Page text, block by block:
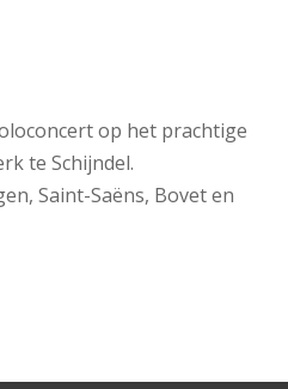
op het prachtige
te Schijndel.
Saint-Saëns, Bovet en